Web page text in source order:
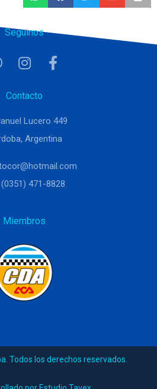
Seguinos
Contacto
Lucero 449
Argentina
471-8828
Miembros
Todos los derechos reservados.